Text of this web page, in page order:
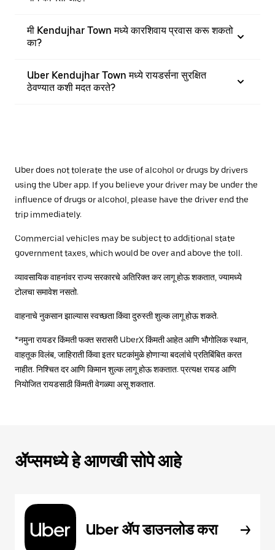
मी Kendujhar Town मध्ये कारशिवाय प्रवास करू शकतो
का?
Uber Kendujhar Town मध्ये रायडर्सना सुरक्षित
ठेवण्यात कशी मदत करते?
Uber does not tolerate the use of alcohol or drugs by drivers
using the Uber app. If you believe your driver may be under the
influence of drugs or alcohol, please have the driver end the
trip immediately.
Commercial vehicles may be subject to additional state
government taxes, which would be over and above the toll.
व्यावसायिक वाहनांवर राज्य सरकारचे अतिरिक्त कर लागू होऊ शकतात, ज्यामध्ये
टोलचा समावेश नसतो.
वाहनाचे नुकसान झाल्यास स्वच्छता किंवा दुरुस्ती शुल्क लागू होऊ शकते.
*नमुना रायडर किंमती फक्त सरासरी UberX किंमती आहेत आणि भौगोलिक स्थान,
वाहतूक विलंब, जाहिराती किंवा इतर घटकांमुळे होणाऱ्या बदलांचे प्रतिबिंबित करत
नाहीत. निश्चित दर आणि किमान शुल्क लागू होऊ शकतात. प्रत्यक्ष रायड आणि
नियोजित रायडसाठी किंमती वेगळ्या असू शकतात.
ॲप्समध्ये हे आणखी सोपे आहे
Uber ॲप डाउनलोड करा